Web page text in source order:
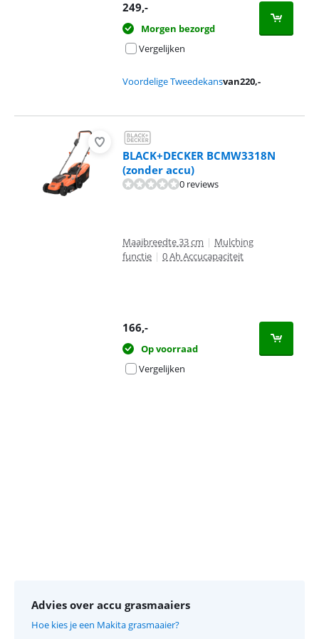
249,-
Morgen bezorgd
Vergelijken
Voordelige Tweedekansvan220,-
BLACK+DECKER BCMW3318N
(zonder accu)
0 reviews
Maaibreedte 33 cm | Mulching
functie | 0 Ah Accucapaciteit
166,-
Op voorraad
Vergelijken
Advies over accu grasmaaiers
Hoe kies je een Makita grasmaaier?